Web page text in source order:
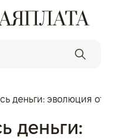
деньги: эволюция
деньги: